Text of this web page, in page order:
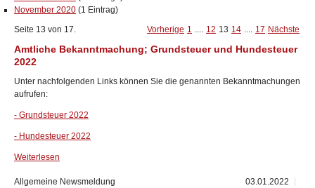
November 2020 (1 Eintrag)
Seite 13 von 17.
Vorherige 1 .... 12 13 14 .... 17 Nächste
Amtliche Bekanntmachung; Grundsteuer und Hundesteuer
2022
Unter nachfolgenden Links können Sie die genannten Bekanntmachungen
aufrufen:
- Grundsteuer 2022
- Hundesteuer 2022
Weiterlesen
03.01.2022
Allgemeine Newsmeldung